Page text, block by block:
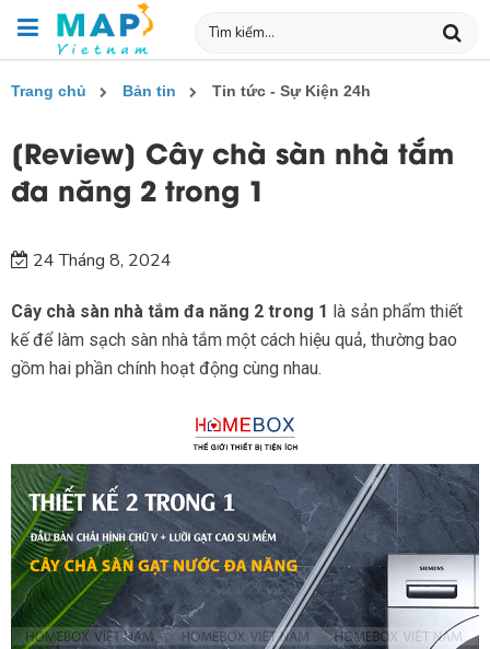
Trang chủ Bản tin Tin tức - Sự Kiện 24h
[Review] Cây chà sàn nhà tắm
đa năng 2 trong 1
24 Tháng 8, 2024
Cây chà sàn nhà tắm đa năng 2 trong 1 là sản phẩm thiết
kế để làm sạch sàn nhà tắm một cách hiệu quả, thường bao
gồm hai phần chính hoạt động cùng nhau.